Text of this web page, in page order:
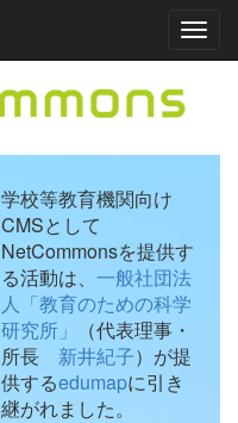
学校等教育機関向け
CMSとして
NetCommonsを提供す
る活動は、 一般社団法
人「教育のための科学
研究所」
（代表理事・
所長 新井紀子）が提
供するedumapに引き
継がれました。